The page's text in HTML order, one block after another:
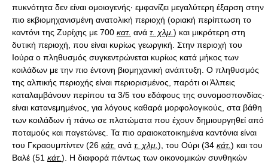
πυκνότητα δεν είναι ομοιογενής· εμφανίζει μεγαλύτερη έξαρση στην
πιο εκβιομηχανισμένη ανατολική περιοχή (οριακή περίπτωση το
καντόνι της Ζυρίχης με 700 κατ. ανά τ. χλμ. ) και μικρότερη στη
δυτική περιοχή, που είναι κυρίως γεωργική. Στην περιοχή του
Ιούρα ο πληθυσμός συγκεντρώνεται κυρίως κατά μήκος των
κοιλάδων με την πιο έντονη βιομηχανική ανάπτυξη. Ο πληθυσμός
της αλπικής περιοχής είναι περιορισμένος, παρότι οι Άλπεις
καταλαμβάνουν περίπου τα 3/5 του εδάφους της συνομοσπονδίας·
είναι κατανεμημένος, για λόγους καθαρά μορφολογικούς, στα βάθη
των κοιλάδων ή πάνω σε πλατώματα που έχουν δημιουργηθεί από
ποταμούς και παγετώνες. Τα πιο αραιοκατοικημένα καντόνια είναι
του Γκραουμπίντεν (26 κάτ. ανά τ. χλμ. ), του Ούρι (34 κάτ.) και του
Βαλέ (51 κάτ.). Η διαφορά πάντως των οικονομικών συνθηκών